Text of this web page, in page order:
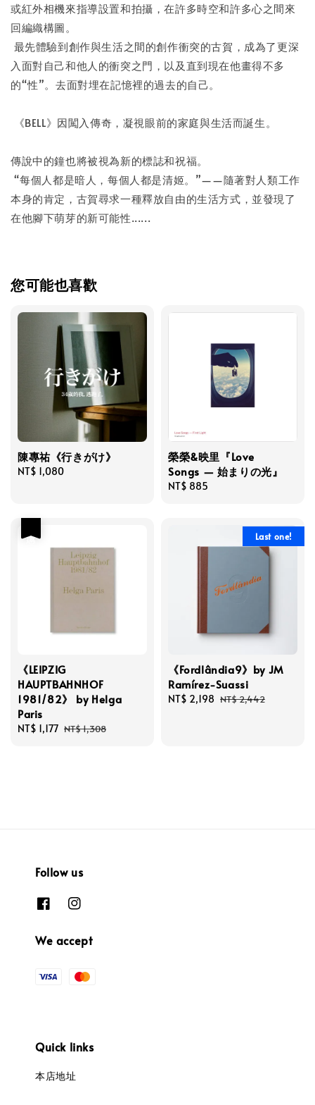
或紅外相機來指導設置和拍攝，在許多時空和許多心之間來
回編織構圖。
最先體驗到創作與生活之間的創作衝突的古賀，成為了更深
入面對自己和他人的衝突之門，以及直到現在他畫得不多
的“性”。去面對埋在記憶裡的過去的自己。
《BELL》因闖入傳奇，凝視眼前的家庭與生活而誕生。
傳說中的鐘也將被視為新的標誌和祝福。
“每個人都是暗人，每個人都是清姬。”——隨著對人類工作
本身的肯定，古賀尋求一種釋放自由的生活方式，並發現了
在他腳下萌芽的新可能性......
您可能也喜歡
陳專祐《行きがけ》
Regular
NT$ 1,080
榮榮&映里『Love
Songs — 始まりの光』
Regular
NT$ 885
《LEIPZIG
HAUPTBAHNHOF
1981/82》 by Helga
Paris
Sale
NT$ 1,177 Regular
NT$ 1,308
Last one!
《Fordlândia9》by JM
Ramírez-Suassi
Sale
NT$ 2,198 Regular
NT$ 2,442
Follow us
We accept
Quick links
本店地址